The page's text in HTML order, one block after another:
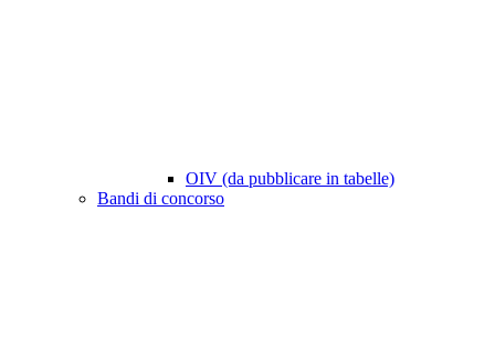
OIV (da pubblicare in tabelle)
Bandi di concorso